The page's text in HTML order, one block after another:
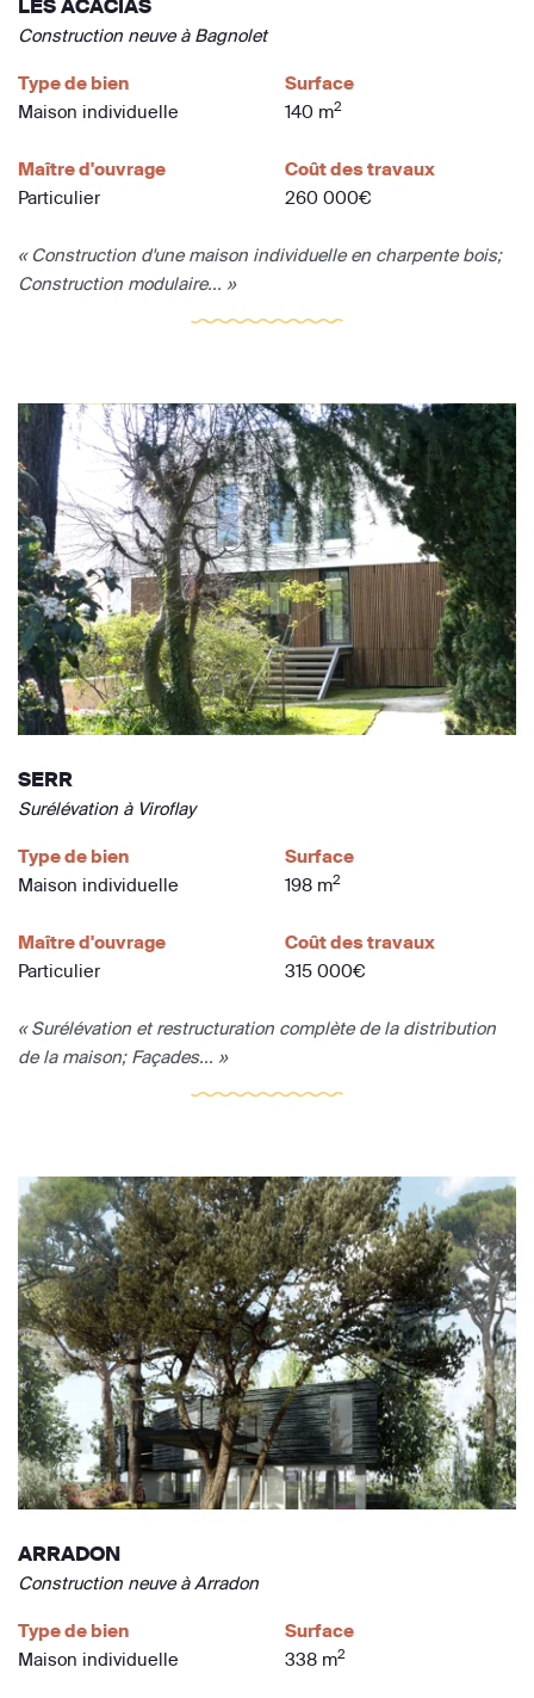
LES ACACIAS
Construction neuve à Bagnolet
Type de bien
Maison individuelle
Surface
140 m2
Maître d'ouvrage
Particulier
Coût des travaux
260 000€
« Construction d'une maison individuelle en charpente bois;
Construction modulaire... »
SERR
Surélévation à Viroflay
Type de bien
Maison individuelle
Surface
198 m2
Maître d'ouvrage
Particulier
Coût des travaux
315 000€
« Surélévation et restructuration complète de la distribution
de la maison; Façades... »
ARRADON
Construction neuve à Arradon
Type de bien
Maison individuelle
Surface
338 m2